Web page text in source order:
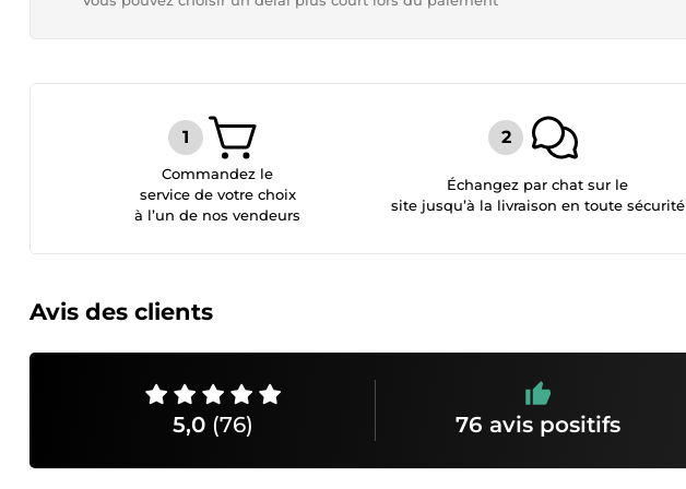
Commandez le
service de votre choix
à l’un de nos vendeurs
Échangez par chat sur le
site jusqu’à la livraison en toute sécurité
Avis des clients
5,0 (76) 76 avis positifs